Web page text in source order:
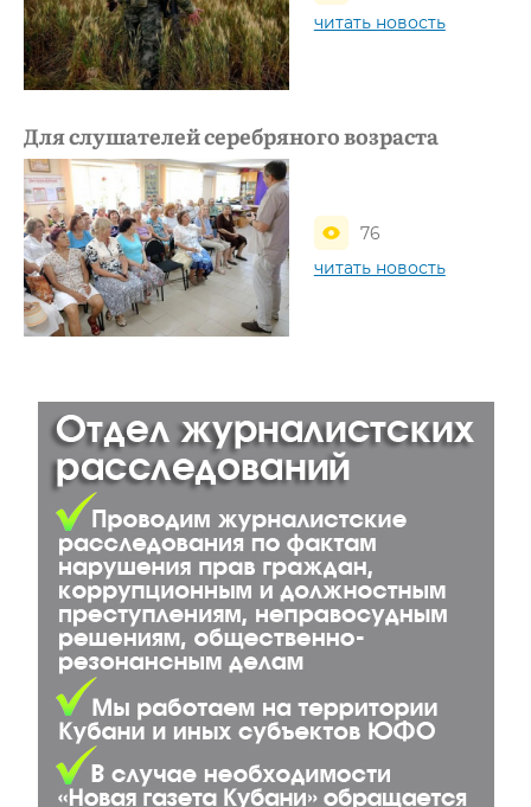
читать новость
Для слушателей серебряного возраста
76
читать новость